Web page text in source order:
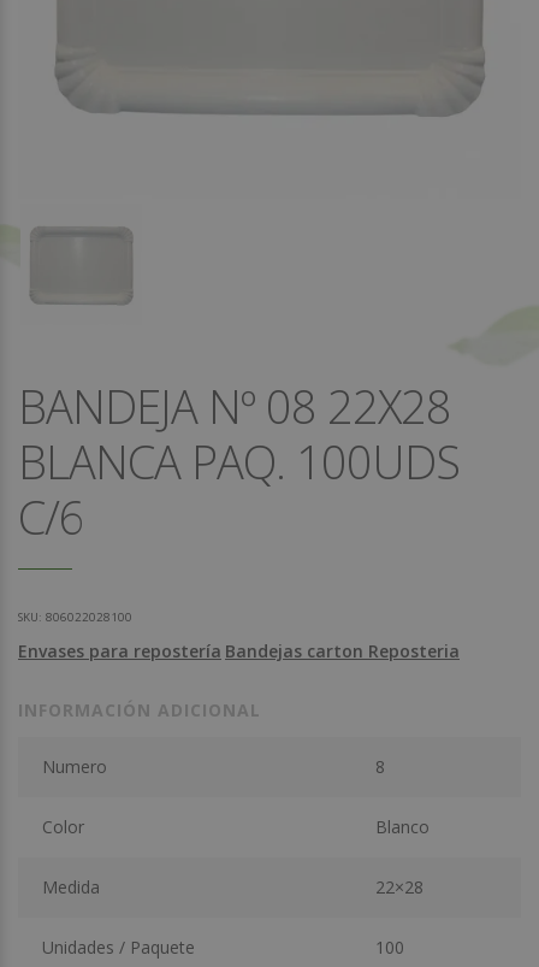
BANDEJA Nº 08 22X28
BLANCA PAQ. 100UDS
C/6
SKU: 806022028100
Envases para repostería Bandejas carton Reposteria
INFORMACIÓN ADICIONAL
Numero 8
Color Blanco
Medida 22×28
Unidades / Paquete 100